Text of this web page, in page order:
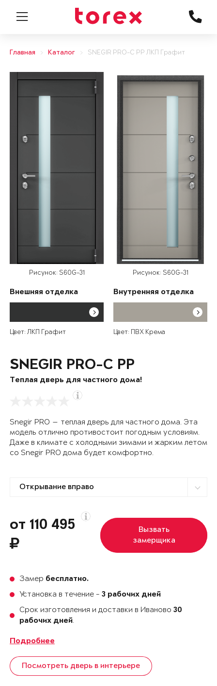
Главная Каталог SNEGIR PRO-C PP ЛКП Графит
Рисунок: S60G-31
Внешняя отделка
Цвет: ЛКП Графит
Рисунок: S60G-31
Внутренняя отделка
Цвет: ПВХ Крема
SNEGIR PRO-C PP
Теплая дверь для частного дома!
Snegir PRO — теплая дверь для частного дома. Эта
модель отлично противостоит погодным условиям.
Даже в климате с холодными зимами и жарким летом
со Snegir PRO дома будет комфортно.
от 110 495
Вызвать
замерщика
Замер бесплатно.
Установка в течение - 3 рабочих дней
Срок изготовления и доставки в Иваново 30
рабочих дней.
Подробнее
Посмотреть дверь в интерьере